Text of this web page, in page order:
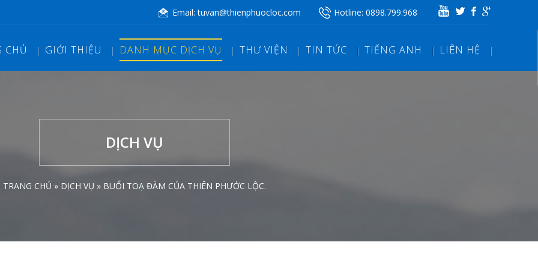
Hotline: 0898.799.968
Email:tuvan@thienphuocloc.com
CHỦ GIỚI THIỆU DANH MỤC DỊCH VỤ THƯ VIỆN TIN TỨC TIẾNG ANH LIÊN HỆ
DỊCH VỤ
TRANG CHỦ » DỊCH VỤ » BUỔI TOẠ ĐÀM CỦA THIÊN PHƯỚC LỘC.